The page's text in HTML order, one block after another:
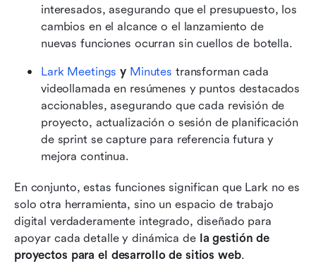
interesados, asegurando que el presupuesto, los
cambios en el alcance o el lanzamiento de
nuevas funciones ocurran sin cuellos de botella.
Lark Meetings y Minutes transforman cada
videollamada en resúmenes y puntos destacados
accionables, asegurando que cada revisión de
proyecto, actualización o sesión de planificación
de sprint se capture para referencia futura y
mejora continua.
En conjunto, estas funciones significan que Lark no es
solo otra herramienta, sino un espacio de trabajo
digital verdaderamente integrado, diseñado para
apoyar cada detalle y dinámica de la gestión de
proyectos para el desarrollo de sitios web.